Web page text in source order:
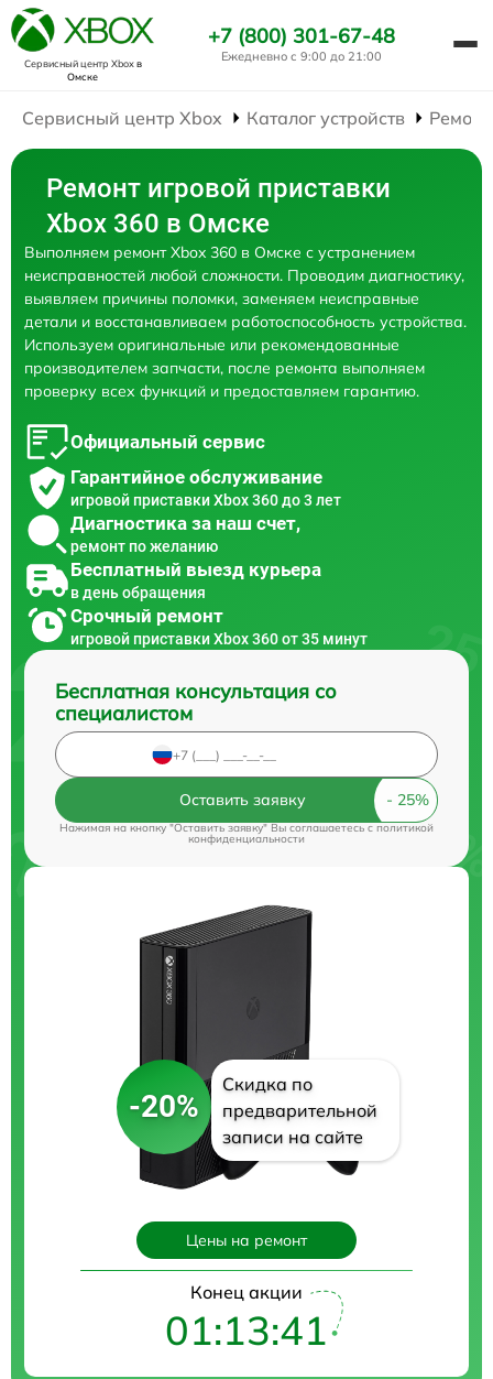
Сервисный центр Xboxв
Омске
+7 (800) 301-67-48
Ежедневно с 9:00 до 21:00
Сервисный центр Xbox Каталог устройств
Ремонт игровой приставки
Xbox 360 в Омске
Выполняем ремонт Xbox 360 в Омске с устранением
неисправностей любой сложности. Проводим диагностику,
выявляем причины поломки, заменяем неисправные
детали и восстанавливаем работоспособность устройства.
Используем оригинальные или рекомендованные
производителем запчасти, после ремонта выполняем
проверку всех функций и предоставляем гарантию.
Официальный сервис
Гарантийное обслуживание
игровой приставки Xbox 360 до 3 лет
Диагностика за наш счет,
ремонт по желанию
Бесплатный выезд курьера
в день обращения
Срочный ремонт
игровой приставки Xbox 360 от 35 минут
Бесплатная консультация со
специалистом
Оставить заявку
Нажимая на кнопку "Оставить заявку" Вы соглашаетесь c политикой
конфиденциальности
-20%
Скидка по
предварительной
записи на сайте
Цены на ремонт
Конец акции
01:13:40